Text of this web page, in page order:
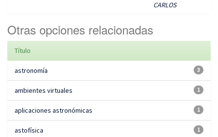
CARLOS
Otras opciones relacionadas
Título
3
astronomía
1
ambientes virtuales
1
aplicaciones astronómicas
1
astofísica